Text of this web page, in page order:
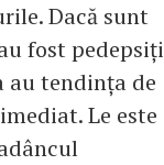
Dacă sunt
fost pedepsiți
au tendința de
Le este